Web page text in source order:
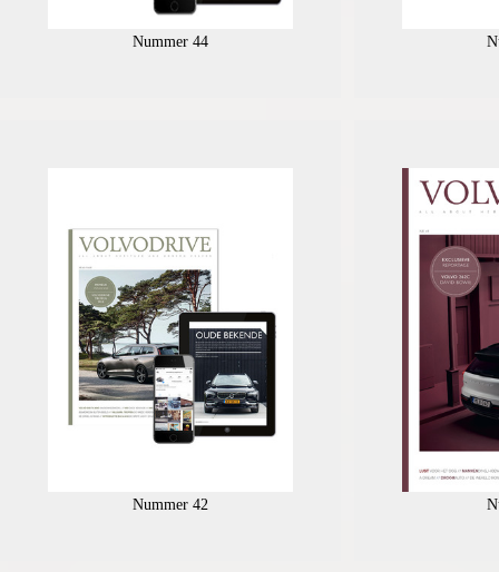
Nummer 44
Nummer 42